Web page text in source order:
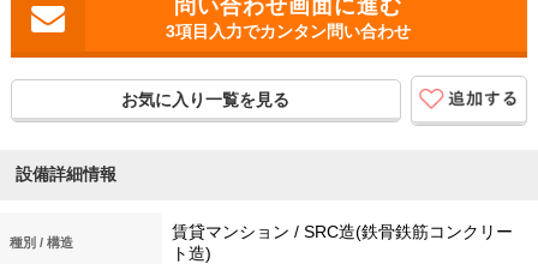
3項目入力でカンタン問い合わせ
お気に入り一覧を見る
設備詳細情報
種別 / 構造
賃貸マンション / SRC造(鉄骨鉄筋コンクリー
ト造)